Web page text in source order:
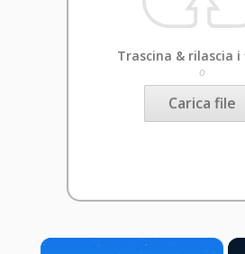
Trascina & rilascia i
o
Carica file
×